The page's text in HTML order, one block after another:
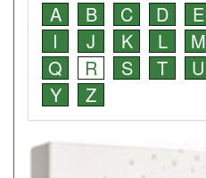
A B C D E
I
J K L M
Q
R S T U
Y
Z